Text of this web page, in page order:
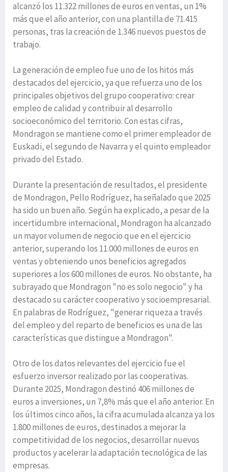
alcanzó los 11.322 millones de euros en ventas, un 1%
más que el año anterior, con una plantilla de 71.415
personas, tras la creación de 1.346 nuevos puestos de
trabajo.
La generación de empleo fue uno de los hitos más
destacados del ejercicio, ya que refuerza uno de los
principales objetivos del grupo cooperativo: crear
empleo de calidad y contribuir al desarrollo
socioeconómico del territorio. Con estas cifras,
Mondragon se mantiene como el primer empleador de
Euskadi, el segundo de Navarra y el quinto empleador
privado del Estado.
Durante la presentación de resultados, el presidente
de Mondragon, Pello Rodríguez, ha señalado que 2025
ha sido un buen año. Según ha explicado, a pesar de la
incertidumbre internacional, Mondragon ha alcanzado
un mayor volumen de negocio que en el ejercicio
anterior, superando los 11.000 millones de euros en
ventas y obteniendo unos beneficios agregados
superiores a los 600 millones de euros. No obstante, ha
subrayado que Mondragon "no es solo negocio" y ha
destacado su carácter cooperativo y socioempresarial.
En palabras de Rodríguez, "generar riqueza a través
del empleo y del reparto de beneficios es una de las
características que distingue a Mondragon".
Otro de los datos relevantes del ejercicio fue el
esfuerzo inversor realizado por las cooperativas.
Durante 2025, Mondragon destinó 406 millones de
euros a inversiones, un 7,8% más que el año anterior. En
los últimos cinco años, la cifra acumulada alcanza ya los
1.800 millones de euros, destinados a mejorar la
competitividad de los negocios, desarrollar nuevos
productos y acelerar la adaptación tecnológica de las
empresas.